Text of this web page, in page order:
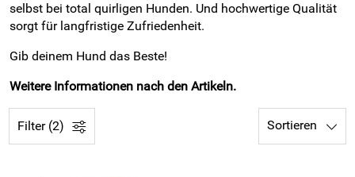
selbst bei total quirligen Hunden. Und hochwertige Qualität
sorgt für langfristige Zufriedenheit.
Gib deinem Hund das Beste!
Weitere Informationen nach den Artikeln.
Filter (2) Sortieren